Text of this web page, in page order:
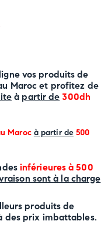
vos produits de
Maroc et profitez de
à partir de 300dh
Maroc à partir de500
inférieures à 500
sont à la charge
produits de
des prix imbattables.